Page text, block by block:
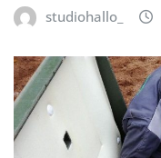
studiohallo_